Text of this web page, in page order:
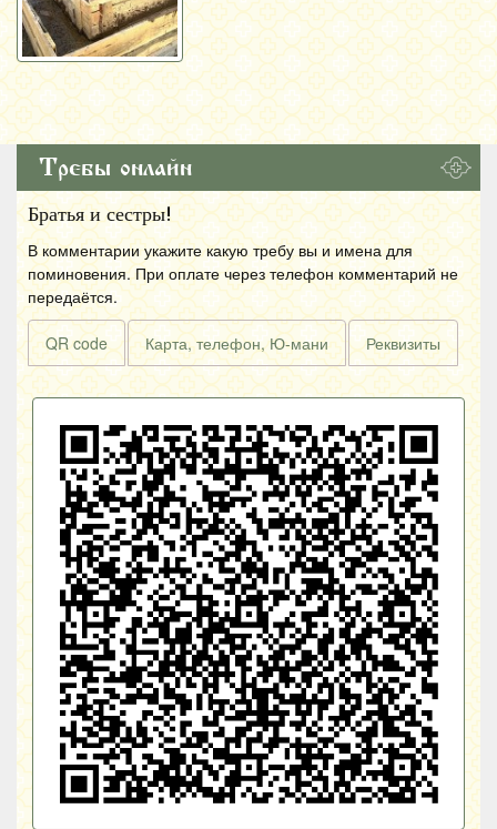
Требы онлайн
Братья и сестры!
В комментарии укажите какую требу вы и имена для
поминовения. При оплате через телефон комментарий не
передаётся.
QR code Карта, телефон, Ю-мани Реквизиты